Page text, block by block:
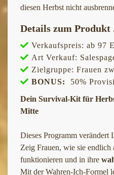
diesen Herbst nicht
Details zum Produkt
Verkaufspreis: ab 97
Art Verkauf:
Zielgruppe: Frauen
BONUS:
50%
Dein Survival-Kit für
Mitte
Dieses Programm verändert
Zeig Frauen, wie sie endlich
funktionieren und in ihre
Mit der Wahren-Ich-Formel